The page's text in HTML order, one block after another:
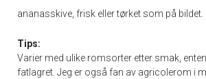
ananasskive, frisk eller tørket som på bildet.
Tips:
Varier med ulike romsorter etter smak,
fatlagret. Jeg er også fan av agricolerom i